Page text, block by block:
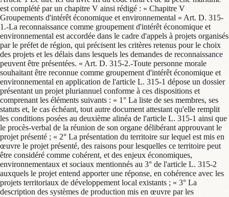
est complété par un chapitre V ainsi rédigé : « Chapitre V
Groupements d'intérêt économique et environnemental « Art. D. 315-
1.-La reconnaissance comme groupement d'intérêt économique et
environnemental est accordée dans le cadre d'appels à projets organisés
par le préfet de région, qui précisent les critères retenus pour le choix
des projets et les délais dans lesquels les demandes de reconnaissance
peuvent être présentées. « Art. D. 315-2.-Toute personne morale
souhaitant être reconnue comme groupement d'intérêt économique et
environnemental en application de l'article L. 315-1 dépose un dossier
présentant un projet pluriannuel conforme à ces dispositions et
comprenant les éléments suivants : « 1° La liste de ses membres, ses
statuts et, le cas échéant, tout autre document attestant qu'elle remplit
les conditions posées au deuxième alinéa de l'article L. 315-1 ainsi que
le procès-verbal de la réunion de son organe délibérant approuvant le
projet présenté ; « 2° La présentation du territoire sur lequel est mis en
œuvre le projet présenté, des raisons pour lesquelles ce territoire peut
être considéré comme cohérent, et des enjeux économiques,
environnementaux et sociaux mentionnés au 3° de l'article L. 315-2
auxquels le projet entend apporter une réponse, en cohérence avec les
projets territoriaux de développement local existants ; « 3° La
description des systèmes de production mis en œuvre par les